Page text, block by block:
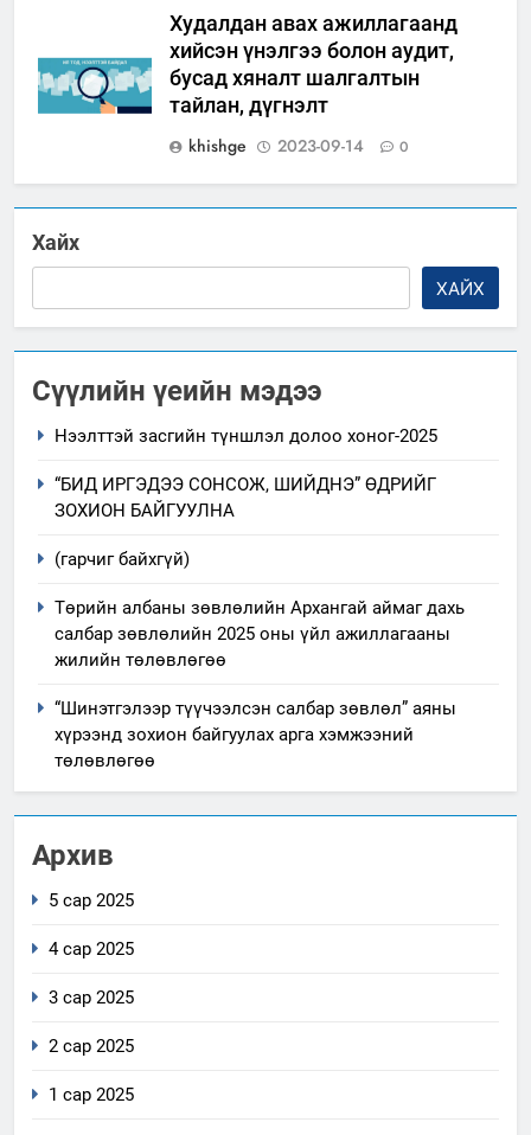
Худалдан авах ажиллагаанд
хийсэн үнэлгээ болон аудит,
бусад хяналт шалгалтын
тайлан, дүгнэлт
khishge
2023-09-14 0
Хайх
ХАЙХ
Сүүлийн үеийн мэдээ
Нээлттэй засгийн түншлэл долоо хоног-2025
“БИД ИРГЭДЭЭ СОНСОЖ, ШИЙДНЭ” ӨДРИЙГ
ЗОХИОН БАЙГУУЛНА
(гарчиг байхгүй)
Төрийн албаны зөвлөлийн Архангай аймаг дахь
салбар зөвлөлийн 2025 оны үйл ажиллагааны
жилийн төлөвлөгөө
“Шинэтгэлээр түүчээлсэн салбар зөвлөл” аяны
хүрээнд зохион байгуулах арга хэмжээний
төлөвлөгөө
Архив
5 сар 2025
4 сар 2025
3 сар 2025
2 сар 2025
1 сар 2025